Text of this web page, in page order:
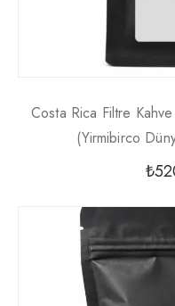
Costa Rica Filtre
(Yirmibirco
₺